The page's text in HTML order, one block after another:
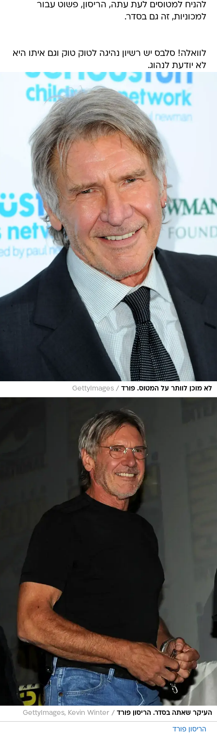
להניח למטוסים לעת עתה, הריסון, פשוט עבור
למכוניות, זה גם בסדר.
לוואלה! סלבס יש רשיון נהיגה לטוק טוק וגם איתו היא
לא יודעת לנהוג.
לא מוכן לוותר על המטוס. פורד /
GettyImages
העיקר שאתה בסדר. הריסון פורד /
GettyImages, Kevin Winter
הריסון פורד